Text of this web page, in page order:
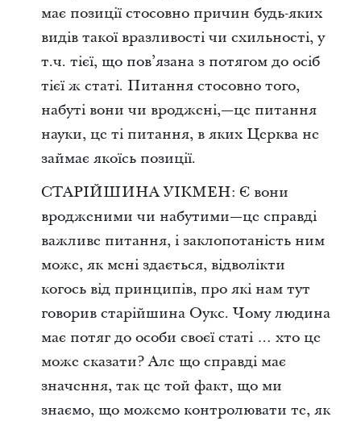
має позиції стосовно причин будь-яких
видів такої вразливості чи схильності, у
т.ч. тієї, що пов’язана з потягом до осіб
тієї ж статі. Питання стосовно того,
набуті вони чи вроджені,—це питання
науки, це ті питання, в яких Церква не
займає якоїсь позиції.
СТАРІЙШИНА УІКМЕН: Є вони
вродженими чи набутими—це справді
важливе питання, і заклопотаність ним
може, як мені здається, відволікти
когось від принципів, про які нам тут
говорив старійшина Оукс. Чому людина
має потяг до особи своєї статі … хто це
може сказати? Але що справді має
значення, так це той факт, що ми
знаємо, що можемо контролювати те, як